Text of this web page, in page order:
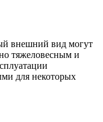
внешний вид могут
тяжеловесным и
для некоторых